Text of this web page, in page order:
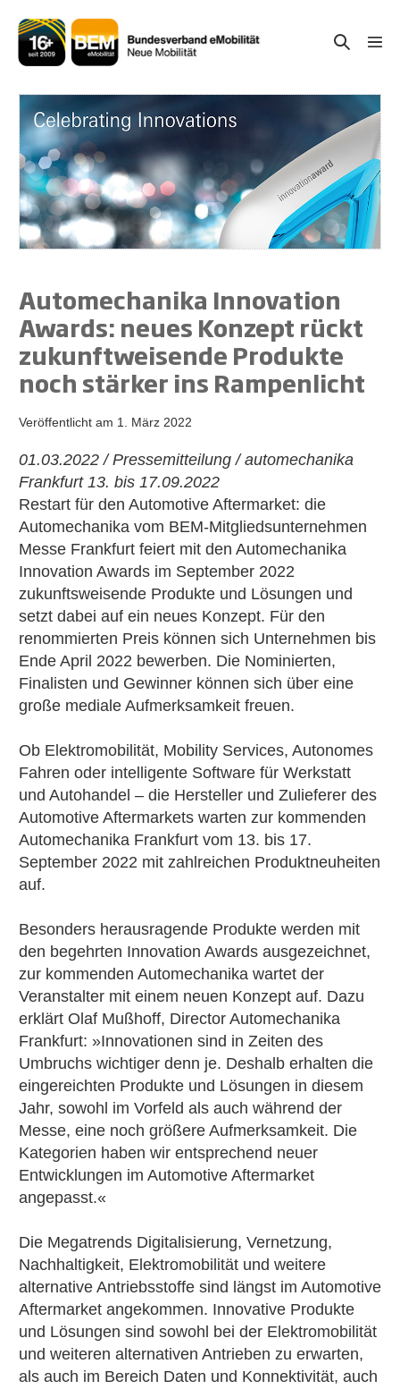
Inhalt
springen
Suche-
Automechanika Innovation
Awards: neues Konzept rückt
zukunftweisende Produkte
noch stärker ins Rampenlicht
Veröffentlicht am 1. März 2022
01.03.2022 / Pressemitteilung / automechanika
Frankfurt 13. bis 17.09.2022
Restart für den Automotive Aftermarket: die
Automechanika vom BEM-Mitgliedsunternehmen
Messe Frankfurt feiert mit den Automechanika
Innovation Awards im September 2022
zukunftsweisende Produkte und Lösungen und
setzt dabei auf ein neues Konzept. Für den
renommierten Preis können sich Unternehmen bis
Ende April 2022 bewerben. Die Nominierten,
Finalisten und Gewinner können sich über eine
große mediale Aufmerksamkeit freuen.
Ob Elektromobilität, Mobility Services, Autonomes
Fahren oder intelligente Software für Werkstatt
und Autohandel – die Hersteller und Zulieferer des
Automotive Aftermarkets warten zur kommenden
Automechanika Frankfurt vom 13. bis 17.
September 2022 mit zahlreichen Produktneuheiten
auf.
Besonders herausragende Produkte werden mit
den begehrten Innovation Awards ausgezeichnet,
zur kommenden Automechanika wartet der
Veranstalter mit einem neuen Konzept auf. Dazu
erklärt Olaf Mußhoff, Director Automechanika
Frankfurt: »Innovationen sind in Zeiten des
Umbruchs wichtiger denn je. Deshalb erhalten die
eingereichten Produkte und Lösungen in diesem
Jahr, sowohl im Vorfeld als auch während der
Messe, eine noch größere Aufmerksamkeit. Die
Kategorien haben wir entsprechend neuer
Entwicklungen im Automotive Aftermarket
angepasst.«
Die Megatrends Digitalisierung, Vernetzung,
Nachhaltigkeit, Elektromobilität und weitere
alternative Antriebsstoffe sind längst im Automotive
Aftermarket angekommen. Innovative Produkte
und Lösungen sind sowohl bei der Elektromobilität
und weiteren alternativen Antrieben zu erwarten,
als auch im Bereich Daten und Konnektivität, auch